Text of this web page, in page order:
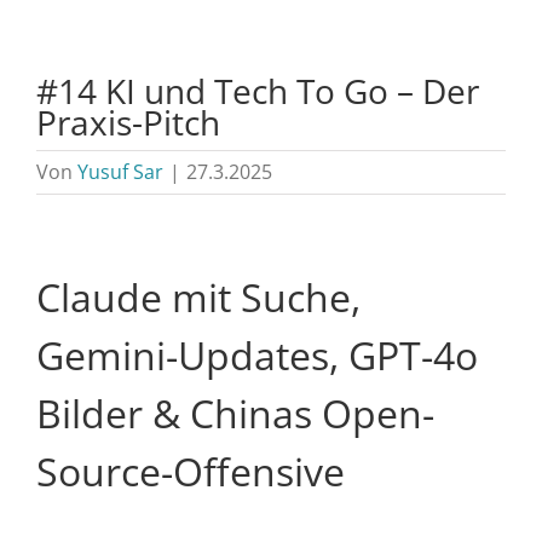
#14 KI und Tech To Go – Der
Praxis-Pitch
Von Yusuf Sar | 27.3.2025
Claude mit Suche,
Gemini-Updates, GPT-4o
Bilder & Chinas Open-
Source-Offensive